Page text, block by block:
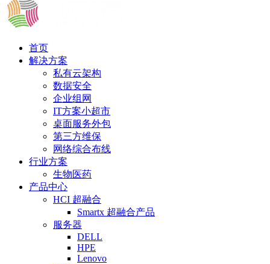
首页
解决方案
私有云架构
数据安全
企业组网
IT方案小超市
桌面服务外包
第三方维保
网络综合布线
行业方案
生物医药
产品中心
HCI 超融合
Smartx 超融合产品
服务器
DELL
HPE
Lenovo